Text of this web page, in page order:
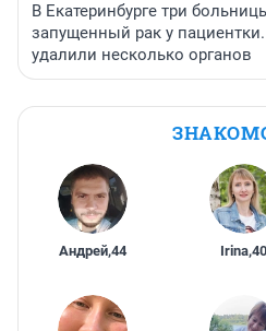
В Екатеринбурге три
запущенный рак у
удалили несколько органов
Андрей,44 Irina,40